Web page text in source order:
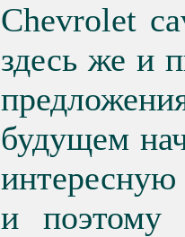
Chevrolet
здесь же и
будущем
и поэтому